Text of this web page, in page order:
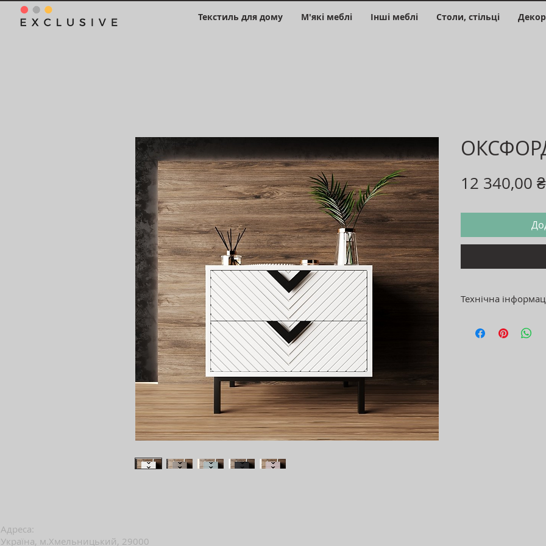
Текстиль для дому М'які меблі Інші меблі Столи, стільці Декор
12 340,00 ₴
Технічна
відрізнятися
Адреса:
Україна, м.Хмельницький, 29000